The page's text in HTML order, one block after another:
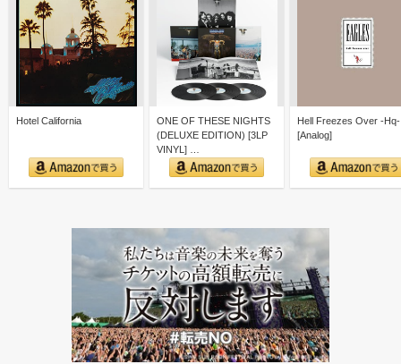
Hotel California
ONE OF THESE NIGHTS
(DELUXE EDITION) [3LP
VINYL] …
Hell Freezes Over -Hq-
[Analog]